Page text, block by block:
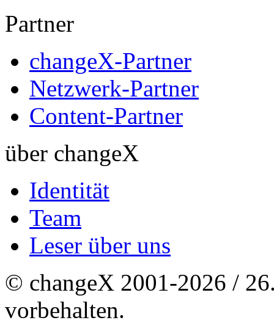
Partner
changeX-Partner
Netzwerk-Partner
Content-Partner
über changeX
Identität
Team
Leser über uns
© changeX 2001-2026 /
vorbehalten.